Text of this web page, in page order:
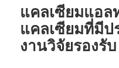
แคลเซียมแอล
แคลเซียมที่มี
งานวิจัยรองรับ